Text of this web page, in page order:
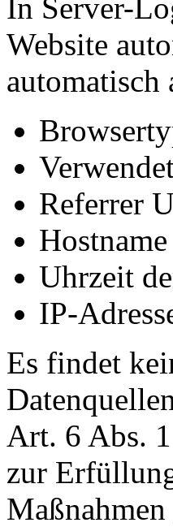
In Server-
Website
Referrer
Uhrzeit
IP-
Es findet
Art. 6 Abs.
zur
Maßnahmen